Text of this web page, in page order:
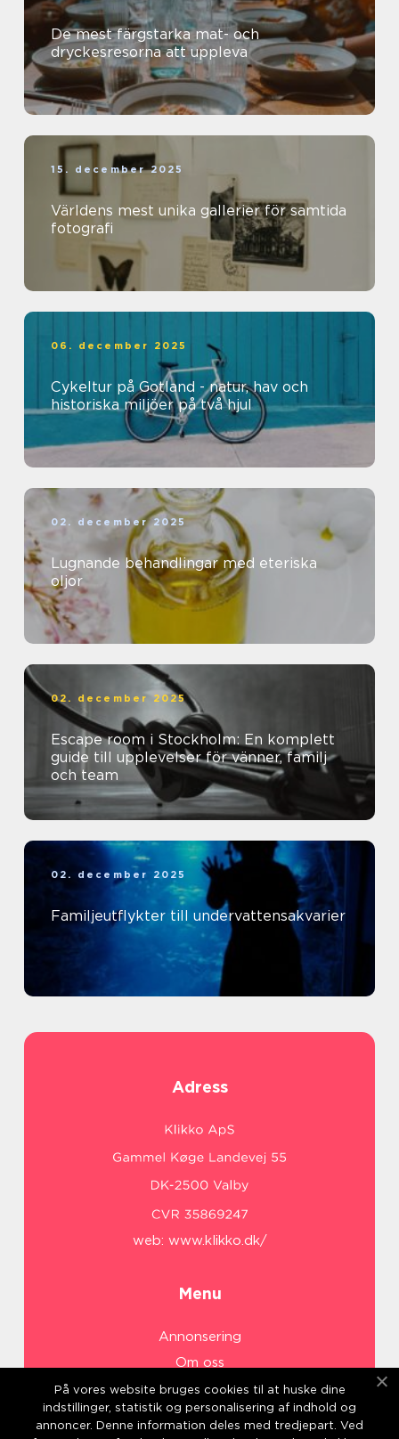
De mest färgstarka mat- och
dryckesresorna att uppleva
15. december 2025
Världens mest unika gallerier för samtida
fotografi
06. december 2025
Cykeltur på Gotland - natur, hav och
historiska miljöer på två hjul
02. december 2025
Lugnande behandlingar med eteriska
oljor
02. december 2025
Escape room i Stockholm: En komplett
guide till upplevelser för vänner, familj
och team
02. december 2025
Familjeutflykter till undervattensakvarier
Adress
web: www.klikko.dk/
Menu
Annonsering
Om oss
Cookies
Kontakta oss
På vores website bruges cookies til at huske dine
indstillinger, statistik og personalisering af indhold og
annoncer. Denne information deles med tredjepart. Ved